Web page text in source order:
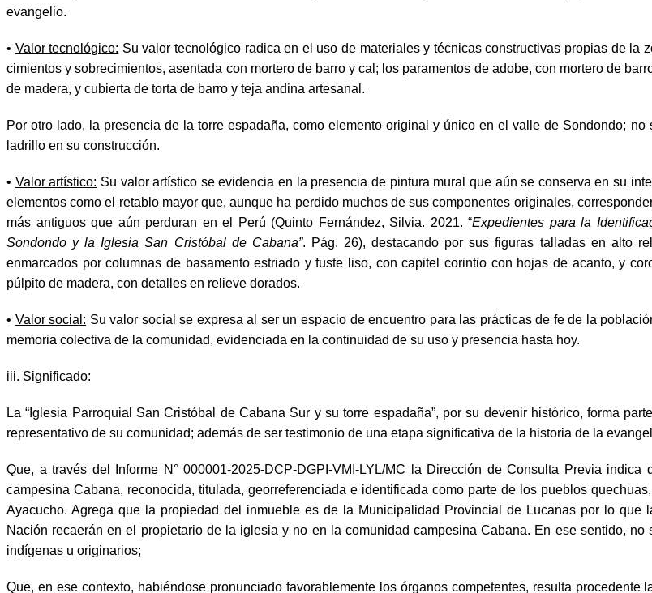
evangelio.
• Valor tecnológico: Su valor tecnológico radica en el uso de materiales y técnicas constructivas propias de
cimientos y sobrecimientos, asentada con mortero de barro y cal; los paramentos de adobe, con mortero de
de madera, y cubierta de torta de barro y teja andina artesanal.
Por otro lado, la presencia de la torre espadaña, como elemento original y único en el valle de Sondondo;
ladrillo en su construcción.
• Valor artístico: Su valor artístico se evidencia en la presencia de pintura mural que aún se conserva en su
elementos como el retablo mayor que, aunque ha perdido muchos de sus componentes originales,
más antiguos que aún perduran en el Perú (Quinto Fernández, Silvia. 2021. “Expedientes para la
Sondondo y la Iglesia San Cristóbal de Cabana”. Pág. 26), destacando por sus figuras talladas en alto
enmarcados por columnas de basamento estriado y fuste liso, con capitel corintio con hojas de acanto, y
púlpito de madera, con detalles en relieve dorados.
• Valor social: Su valor social se expresa al ser un espacio de encuentro para las prácticas de fe de la
memoria colectiva de la comunidad, evidenciada en la continuidad de su uso y presencia hasta hoy.
iii. Significado:
La “Iglesia Parroquial San Cristóbal de Cabana Sur y su torre espadaña”, por su devenir histórico, forma
representativo de su comunidad; además de ser testimonio de una etapa significativa de la historia de la
Que, a través del Informe N° 000001-2025-DCP-DGPI-VMI-LYL/MC la Dirección de Consulta Previa
campesina Cabana, reconocida, titulada, georreferenciada e identificada como parte de los pueblos
Ayacucho. Agrega que la propiedad del inmueble es de la Municipalidad Provincial de Lucanas por lo
Nación recaerán en el propietario de la iglesia y no en la comunidad campesina Cabana. En ese sentido,
indígenas u originarios;
Que, en ese contexto, habiéndose pronunciado favorablemente los órganos competentes, resulta